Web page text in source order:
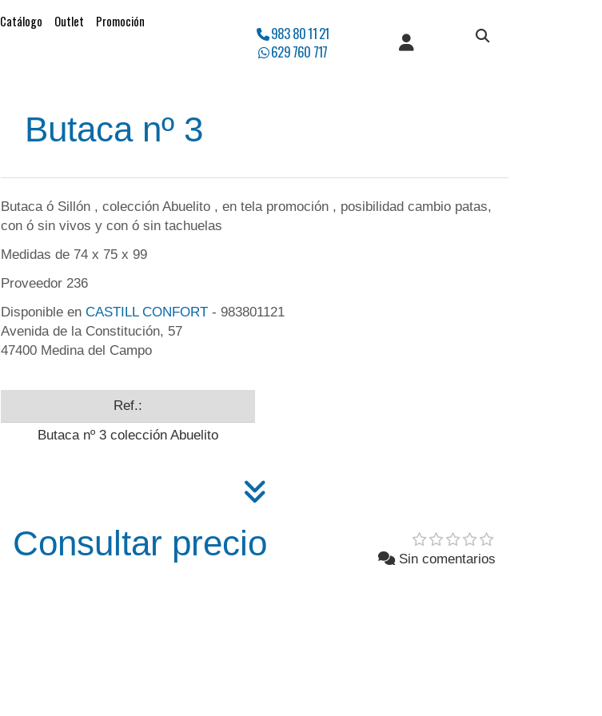
Catálogo Outlet Promoción
983 80 11 21
629 760 717
Butaca nº 3
Butaca ó Sillón , colección Abuelito , en tela promoción , posibilidad cambio patas,
con ó sin vivos y con ó sin tachuelas
Medidas de 74 x 75 x 99
Proveedor 236
Disponible en CASTILL CONFORT - 983801121
Avenida de la Constitución, 57
47400 Medina del Campo
Ref.:
Butaca nº 3 colección Abuelito
Consultar precio Sin comentarios